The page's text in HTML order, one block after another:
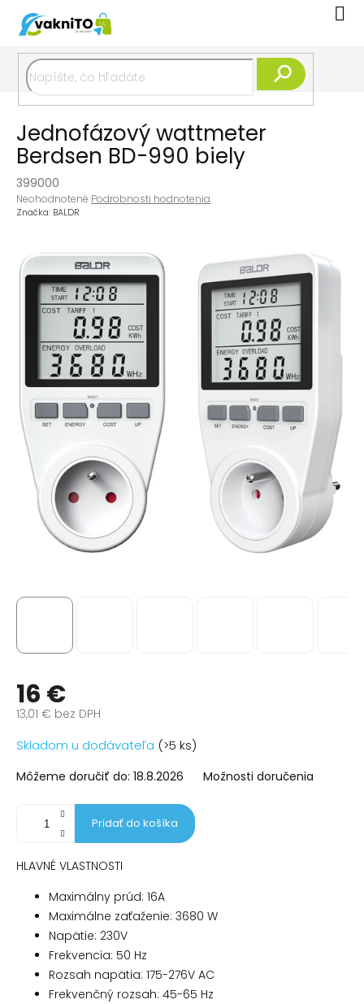
obsah
Jednofázový wattmeter
Berdsen BD-990 biely
399000
Priemerné
hodnotenie
0,0
z
hviezdičiek.
Neohodnotené Podrobnosti hodnotenia
Značka: BALDR
16 €
13,01 € bez DPH
Jednotková
cena:
Skladom u dodávateľa (>5 ks)
Môžeme doručiť do: 18.8.2026 Možnosti doručenia
Pridať do košíka
HLAVNÉ VLASTNOSTI
Maximálny prúd: 16A
Maximálne zaťaženie: 3680 W
Napätie: 230V
Frekvencia: 50 Hz
Rozsah napätia: 175-276V AC
Frekvenčný rozsah: 45-65 Hz